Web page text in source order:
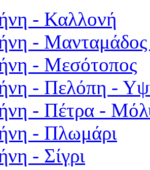
- Καλλονή
- Μανταμάδος
- Μεσότοπος
- Πελόπη -
- Πέτρα -
- Πλωμάρι
- Σίγρι